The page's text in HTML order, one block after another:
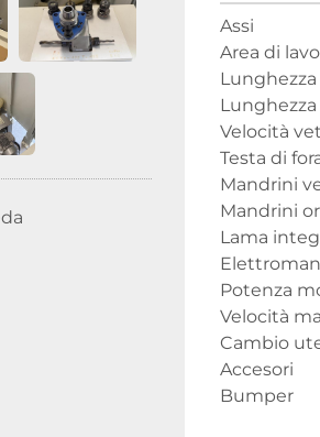
Assi
Area di
Velocità
Testa di
Mandrini
Mandrini
Lama
Potenza
Velocità
Cambio
Accesori
Bumper